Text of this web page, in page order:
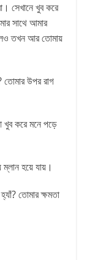
সেখানে খুব করে
সাথে আমার
তখন আর তোমায়
তোমার উপর রাগ
করে মনে পড়ে
হয়ে যায়।
তোমার ক্ষমতা